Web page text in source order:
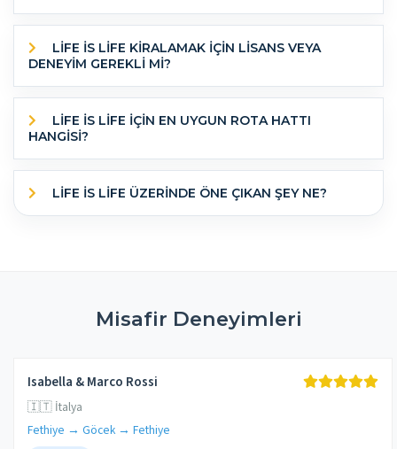
DENEYİM GEREKLİ Mİ?
HANGISI?
LIFE İS LIFE ÜZERINDE ÖNE ÇIKAN ŞEY NE?
Misafir Deneyimleri
Isabella & Marco Rossi
🇮🇹 İtalya
Fethiye → Göcek → Fethiye